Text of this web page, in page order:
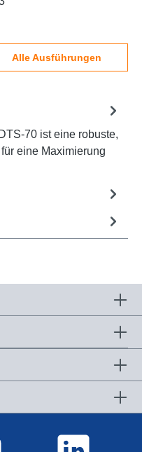
Alle Ausführungen
70 ist eine robuste,
eine Maximierung